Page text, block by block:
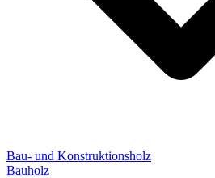
Bau- und Konstruktionsholz
Bauholz